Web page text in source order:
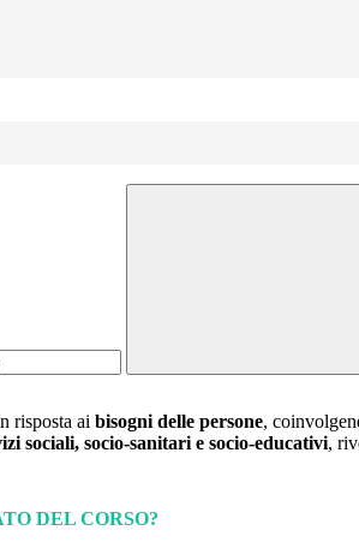
risposta ai bisogni delle persone,
sociali, socio-sanitari e socio-educativi,
DEL CORSO?